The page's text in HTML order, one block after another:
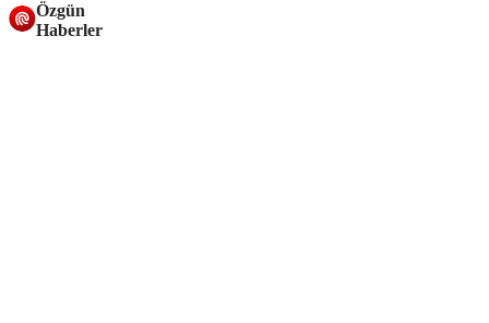
Özgün
Haberler